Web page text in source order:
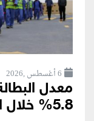
6 أغسطس ,2026
معدل
5.8% خلال الربع...